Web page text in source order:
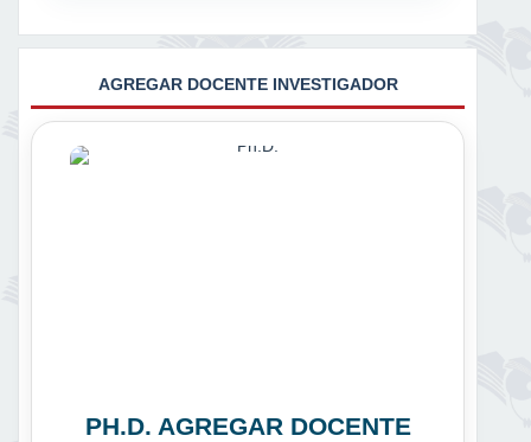
AGREGAR DOCENTE INVESTIGADOR
PH.D. AGREGAR DOCENTE